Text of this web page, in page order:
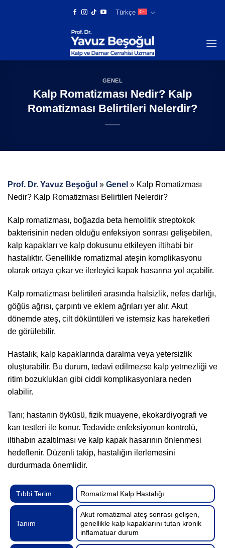
Türkçe
GENEL
Kalp Romatizması Nedir? Kalp
Romatizması Belirtileri Nelerdir?
Prof. Dr. Yavuz Beşoğul » Genel » Kalp Romatizması
Nedir? Kalp Romatizması Belirtileri Nelerdir?
Kalp romatizması, boğazda beta hemolitik streptokok
bakterisinin neden olduğu enfeksiyon sonrası gelişebilen,
kalp kapakları ve kalp dokusunu etkileyen iltihabi bir
hastalıktır. Genellikle romatizmal ateşin komplikasyonu
olarak ortaya çıkar ve ilerleyici kapak hasarına yol açabilir.
Kalp romatizması belirtileri arasında halsizlik, nefes darlığı,
göğüs ağrısı, çarpıntı ve eklem ağrıları yer alır. Akut
dönemde ateş, cilt döküntüleri ve istemsiz kas hareketleri
de görülebilir.
Hastalık, kalp kapaklarında daralma veya yetersizlik
oluşturabilir. Bu durum, tedavi edilmezse kalp yetmezliği ve
ritim bozuklukları gibi ciddi komplikasyonlara neden
olabilir.
Tanı; hastanın öyküsü, fizik muayene, ekokardiyografi ve
kan testleri ile konur. Tedavide enfeksiyonun kontrolü,
iltihabın azaltılması ve kalp kapak hasarının önlenmesi
hedeflenir. Düzenli takip, hastalığın ilerlemesini
durdurmada önemlidir.
Tıbbi Terim Romatizmal Kalp Hastalığı
Tanım
Akut romatizmal ateş sonrası gelişen,
genellikle kalp kapaklarını tutan kronik
inflamatuar durum